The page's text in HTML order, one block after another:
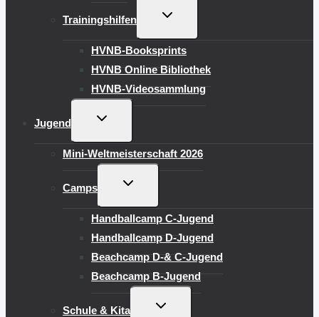
Trainingshilfen
UNTERMENÜ
HVNB-Booksprints
HVNB Online Bibliothek
HVNB-Videosammlung
Jugend
UNTERMENÜ
Mini-Weltmeisterschaft 2026
Camps
UNTERMENÜ
Handballcamp C-Jugend
Handballcamp D-Jugend
Beachcamp D-& C-Jugend
Beachcamp B-Jugend
Schule & Kita
UNTERMENÜ